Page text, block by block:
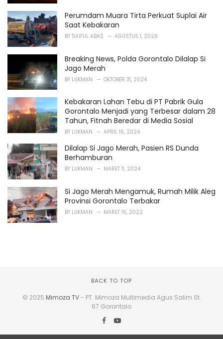
Perumdam Muara Tirta Perkuat Suplai Air
Saat Kebakaran
BY SAIFUL ABAS AGUSTUS 1, 2026
Breaking News, Polda Gorontalo Dilalap Si
Jago Merah
BY LUKMAN OKTOBER 31, 2024
Kebakaran Lahan Tebu di PT Pabrik Gula
Gorontalo Menjadi yang Terbesar dalam 28
Tahun, Fitnah Beredar di Media Sosial
BY LUKMAN APRIL 16, 2024
Dilalap Si Jago Merah, Pasien RS Dunda
Berhamburan
BY LUKMAN MARET 11, 2024
Si Jago Merah Mengamuk, Rumah Milik Aleg
Provinsi Gorontalo Terbakar
BY LUKMAN MARET 16, 2022
BACK TO TOP
© 2025 Mimoza TV- PT. Mimoza Multimedia Agus Salim St.
67 Gorontalo